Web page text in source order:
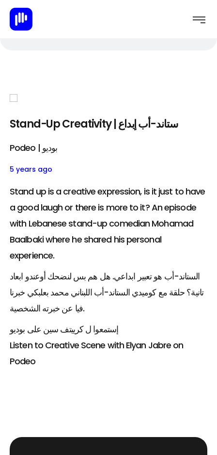
Stand-Up Creativity | ستاند-أب إبداع
Podeo | بوديو
5 years ago
Stand up is a creative expression, is it just to have
a good laugh or there is more to it? An episode
with Lebanese stand-up comedian Mohamad
Baalbaki where he shared his personal
experience.
الستاند-أب هو تعبير ابداعي. هل هم بس لنضحك أوعندو ابعاد
تانية؟ حلقة مع كوميدي الستاند-أب اللبناني محمد بعلبكي خبرنا
فيا عن خبرته الشخصية.
إستمعوا ل كرييتف سين على بوديو
Listen to Creative Scene with Elyan Jabre on
Podeo